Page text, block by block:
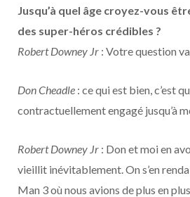
Jusqu’à quel âge croyez-vous
des super-héros crédibles ?
Robert Downey Jr : Votre question
Don Cheadle : ce qui est bien, c’est
contractuellement engagé jusqu’à
Robert Downey Jr : Don et moi en
vieillit inévitablement. On s’en
Man 3 où nous avions de plus en